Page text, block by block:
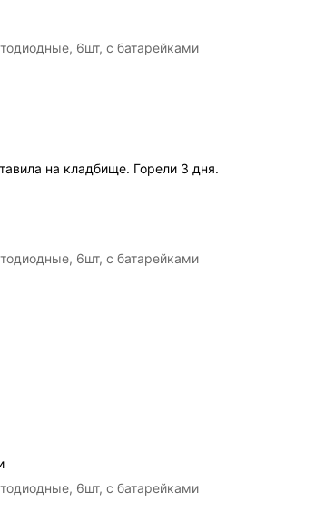
6шт, с батарейками
на кладбище. Горели 3 дня.
6шт, с батарейками
6шт, с батарейками